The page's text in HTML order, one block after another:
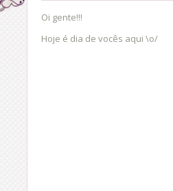
Oi gente!!!
Hoje é dia de vocês aqui \o/